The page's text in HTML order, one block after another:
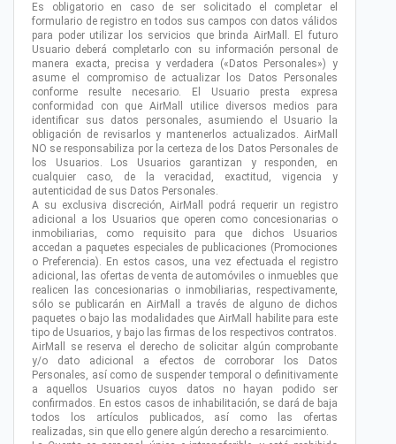
Es obligatorio en caso de ser solicitado el completar el
formulario de registro en todos sus campos con datos válidos
para poder utilizar los servicios que brinda AirMall. El futuro
Usuario deberá completarlo con su información personal de
manera exacta, precisa y verdadera («Datos Personales») y
asume el compromiso de actualizar los Datos Personales
conforme resulte necesario. El Usuario presta expresa
conformidad con que AirMall utilice diversos medios para
identificar sus datos personales, asumiendo el Usuario la
obligación de revisarlos y mantenerlos actualizados. AirMall
NO se responsabiliza por la certeza de los Datos Personales de
los Usuarios. Los Usuarios garantizan y responden, en
cualquier caso, de la veracidad, exactitud, vigencia y
autenticidad de sus Datos Personales.
A su exclusiva discreción, AirMall podrá requerir un registro
adicional a los Usuarios que operen como concesionarias o
inmobiliarias, como requisito para que dichos Usuarios
accedan a paquetes especiales de publicaciones (Promociones
o Preferencia). En estos casos, una vez efectuada el registro
adicional, las ofertas de venta de automóviles o inmuebles que
realicen las concesionarias o inmobiliarias, respectivamente,
sólo se publicarán en AirMall a través de alguno de dichos
paquetes o bajo las modalidades que AirMall habilite para este
tipo de Usuarios, y bajo las firmas de los respectivos contratos.
AirMall se reserva el derecho de solicitar algún comprobante
y/o dato adicional a efectos de corroborar los Datos
Personales, así como de suspender temporal o definitivamente
a aquellos Usuarios cuyos datos no hayan podido ser
confirmados. En estos casos de inhabilitación, se dará de baja
todos los artículos publicados, así como las ofertas
realizadas, sin que ello genere algún derecho a resarcimiento.